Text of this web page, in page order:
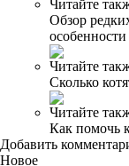
Читайте
Обзор
Читайте
Сколько
Читайте
Как помочь
Добавить
Новое